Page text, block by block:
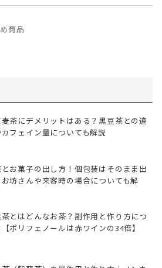
商品
茶にデメリットはある？黒豆茶との違
カフェイン量についても解説
お菓子の出し方！個包装はそのまま出
坊さんや来客時の場合についても解
とはどんなお茶？副作用と作り方につ
【ポリフェノールは赤ワインの34倍】